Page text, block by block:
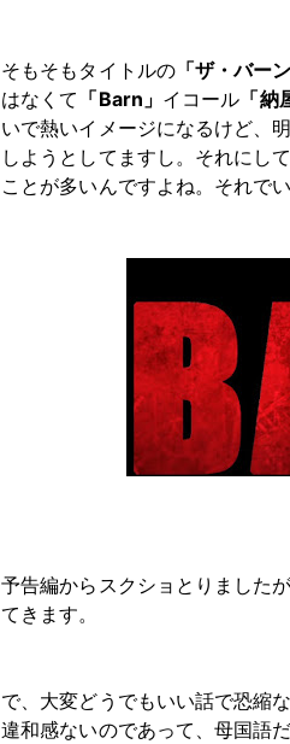
そもそもタイトルの「ザ・バー
はなくて 「Barn」 イコール 「納
いで熱いイメージになるけど、
しようとしてますし。それにし
ことが多いんですよね。それで
予告編からスクショとりました
てきます。
で、大変どうでもいい話で恐縮
違和感ないのであって、母国語